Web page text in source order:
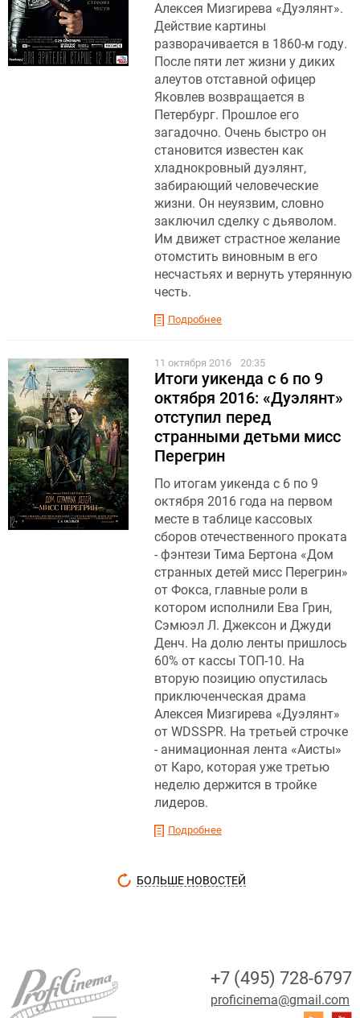
Алексея Мизгирева «Дуэлянт».
Действие картины
разворачивается в 1860-м году.
После пяти лет жизни у диких
алеутов отставной офицер
Яковлев возвращается в
Петербург. Прошлое его
загадочно. Очень быстро он
становится известен как
хладнокровный дуэлянт,
забирающий человеческие
жизни. Он неуязвим, словно
заключил сделку с дьяволом.
Им движет страстное желание
отомстить виновным в его
несчастьях и вернуть утерянную
честь.
Подробнее
11 октября 2016 20:35
Итоги уикенда с 6 по 9
октября 2016: «Дуэлянт»
отступил перед
странными детьми мисс
Перегрин
По итогам уикенда с 6 по 9
октября 2016 года на первом
месте в таблице кассовых
сборов отечественного проката
- фэнтези Тима Бертона «Дом
странных детей мисс Перегрин»
от Фокса, главные роли в
котором исполнили Ева Грин,
Сэмюэл Л. Джексон и Джуди
Денч. На долю ленты пришлось
60% от кассы ТОП-10. На
вторую позицию опустилась
приключенческая драма
Алексея Мизгирева «Дуэлянт»
от WDSSPR. На третьей строчке
- анимационная лента «Аисты»
от Каро, которая уже третью
неделю держится в тройке
лидеров.
Подробнее
БОЛЬШЕ НОВОСТЕЙ
+7 (495) 728-6797
proficinema@gmail.com